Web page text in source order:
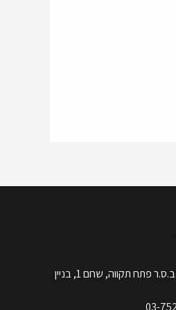
כתובת: מגדלי ב.ס.ר פתח תקווה, שחם 1, בניין